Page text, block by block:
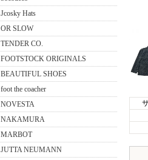
Jcosky Hats
OR SLOW
TENDER CO.
FOOTSTOCK ORIGINALS
BEAUTIFUL SHOES
foot the coacher
NOVESTA
NAKAMURA
MARBOT
JUTTA NEUMANN